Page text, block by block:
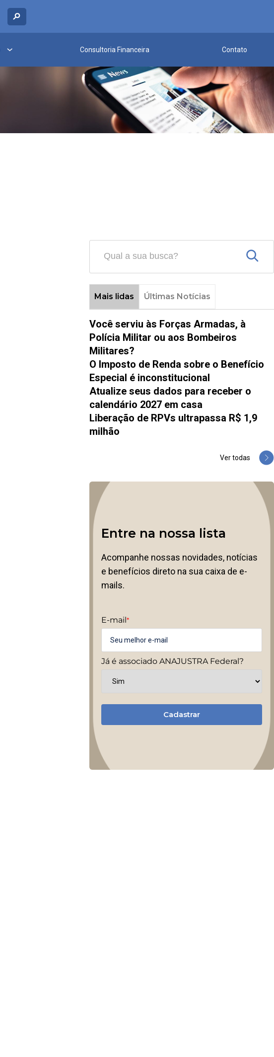
Consultoria Financeira Contato
Mais lidas Últimas Notícias
Você serviu às Forças Armadas, à
Polícia Militar ou aos Bombeiros
Militares?
O Imposto de Renda sobre o Benefício
Especial é inconstitucional
Atualize seus dados para receber o
calendário 2027 em casa
Liberação de RPVs ultrapassa R$ 1,9
milhão
Ver todas
Entre na nossa lista
Acompanhe nossas novidades, notícias
e benefícios direto na sua caixa de e-
mails.
E-mail*
Já é associado ANAJUSTRA Federal?
Cadastrar